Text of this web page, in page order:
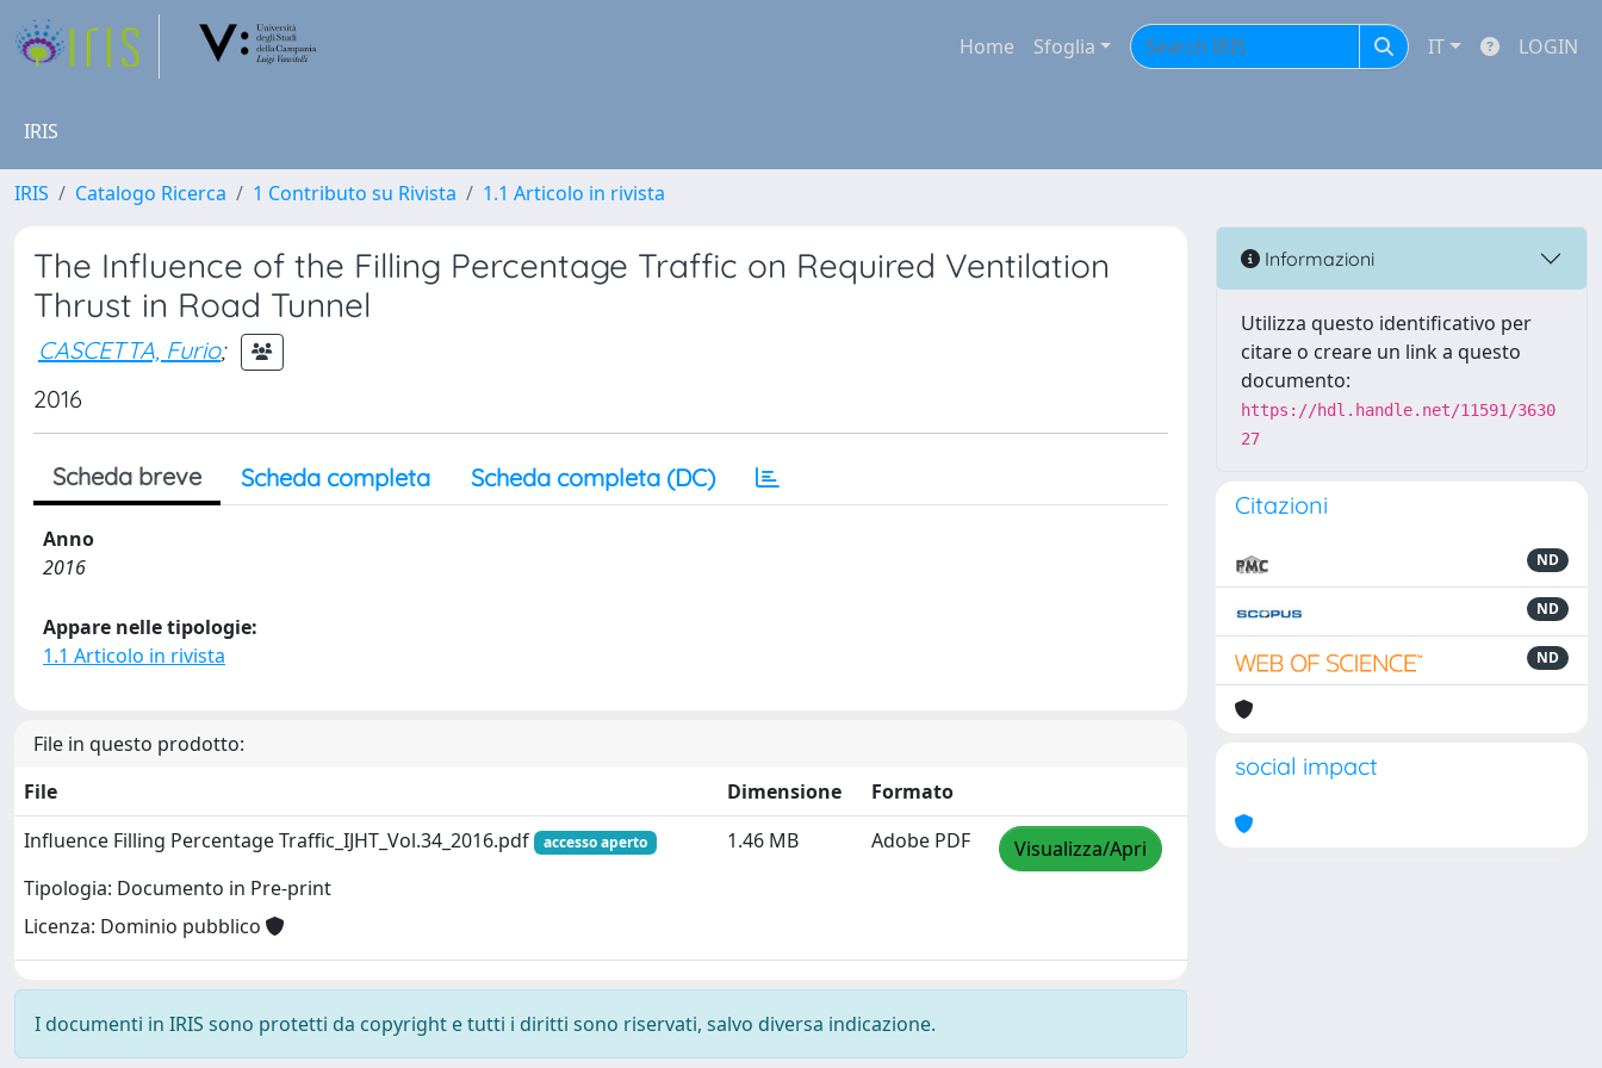
Home Sfoglia IT LOGIN
IRIS
IRIS Catalogo Ricerca 1 Contributo su Rivista 1.1 Articolo in rivista
The Influence of the Filling Percentage Traffic on Required Ventilation
Thrust in Road Tunnel
CASCETTA, Furio;
2016
Scheda breve Scheda completa Scheda completa (DC)
Anno
2016
Appare nelle tipologie:
1.1 Articolo in rivista
File in questo prodotto:
File
Dimensione
Formato
Influence Filling Percentage Traffic_IJHT_Vol.34_2016.pdf
accesso aperto
Tipologia: Documento in Pre-print
Licenza: Dominio pubblico
1.46 MB Adobe PDF Visualizza/Apri
I documenti in IRIS sono protetti da copyright e tutti i diritti sono riservati, salvo diversa indicazione.
Informazioni
Utilizza questo identificativo per
citare o creare un link a questo
documento:
https://hdl.handle.net/11591/3630
27
Citazioni
ND
ND
ND
social impact